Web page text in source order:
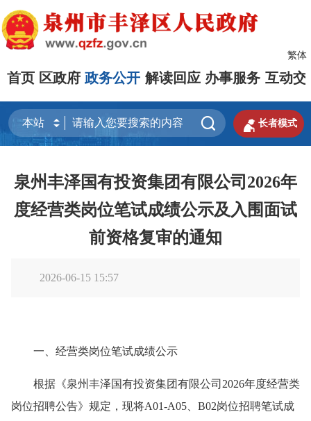
繁体
首页 区政府 政务公开 解读回应 办事服务 互动交
  长者模式
泉州丰泽国有投资集团有限公司2026年
度经营类岗位笔试成绩公示及入围面试
前资格复审的通知
2026-06-15 15:57
一、经营类岗位笔试成绩公示
根据《泉州丰泽国有投资集团有限公司2026年度经营类
岗位招聘公告》规定，现将A01-A05、B02岗位招聘笔试成